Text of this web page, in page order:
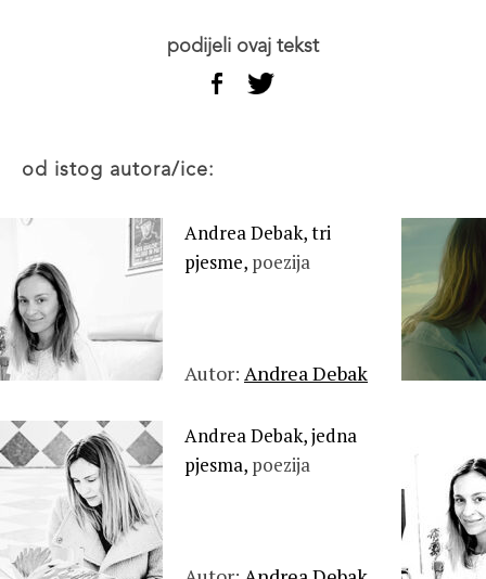
podijeli ovaj tekst
od istog autora/ice:
Andrea Debak, tri
pjesme, poezija
Autor: Andrea Debak
Andrea Debak, jedna
pjesma, poezija